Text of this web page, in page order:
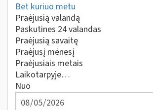
Bet kuriuo metu
Praėjusią valandą
Paskutines 24 valandas
Praėjusią savaitę
Praėjusį mėnesį
Praėjusiais metais
Laikotarpyje…
Nuo